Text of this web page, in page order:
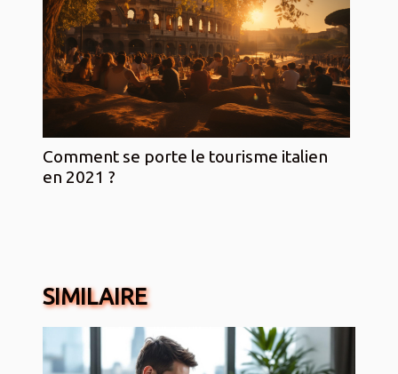
Comment se porte le tourisme italien
en 2021 ?
SIMILAIRE